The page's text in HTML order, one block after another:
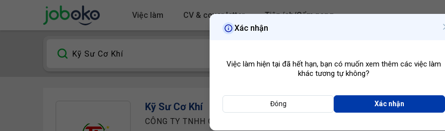
Việc làm CV & cover letter Tiện ích/Cẩm nang
Kỹ Sư Cơ Khí
CÔNG TY TNHH CÔNG NGHIỆP TÂN HƯNG
Xác nhận
Việc làm hiện tại đã hết hạn, bạn có muốn xem thêm các việc làm
khác tương tự không?
Đóng Xác nhận